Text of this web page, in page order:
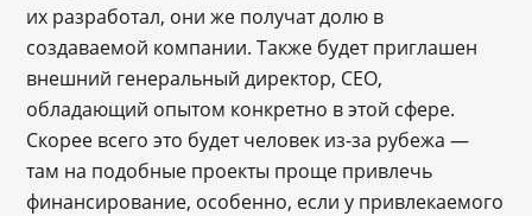
их разработал, они же получат долю в
создаваемой компании. Также будет приглашен
внешний генеральный директор, CEO,
обладающий опытом конкретно в этой сфере.
Скорее всего это будет человек из-за рубежа —
там на подобные проекты проще привлечь
финансирование, особенно, если у привлекаемого